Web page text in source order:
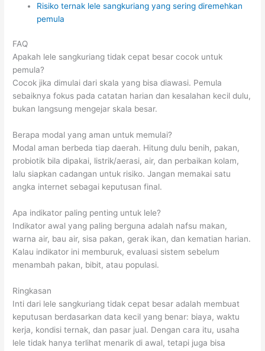
Risiko ternak lele sangkuriang yang sering diremehkan
pemula
FAQ
Apakah lele sangkuriang tidak cepat besar cocok untuk
pemula?
Cocok jika dimulai dari skala yang bisa diawasi. Pemula
sebaiknya fokus pada catatan harian dan kesalahan kecil dulu,
bukan langsung mengejar skala besar.
Berapa modal yang aman untuk memulai?
Modal aman berbeda tiap daerah. Hitung dulu benih, pakan,
probiotik bila dipakai, listrik/aerasi, air, dan perbaikan kolam,
lalu siapkan cadangan untuk risiko. Jangan memakai satu
angka internet sebagai keputusan final.
Apa indikator paling penting untuk lele?
Indikator awal yang paling berguna adalah nafsu makan,
warna air, bau air, sisa pakan, gerak ikan, dan kematian harian.
Kalau indikator ini memburuk, evaluasi sistem sebelum
menambah pakan, bibit, atau populasi.
Ringkasan
Inti dari lele sangkuriang tidak cepat besar adalah membuat
keputusan berdasarkan data kecil yang benar: biaya, waktu
kerja, kondisi ternak, dan pasar jual. Dengan cara itu, usaha
lele tidak hanya terlihat menarik di awal, tetapi juga bisa